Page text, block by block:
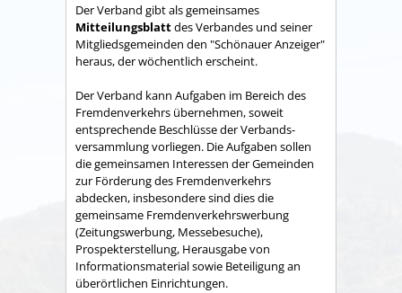
Der Verband gibt als gemeinsames
Mitteilungsblattdes Verbandes und seiner
Mitgliedsgemeinden den "Schönauer Anzeiger"
heraus, der wöchentlich erscheint.
Der Verband kann Aufgaben im Bereich des
Fremdenverkehrs übernehmen, soweit
entsprechende Beschlüsse der Verbands­
versammlung vorliegen. Die Aufgaben sollen
die gemeinsamen Interessen der Gemeinden
zur Förderung des Fremdenverkehrs
abdecken, insbesondere sind dies die
gemeinsame Fremden­verkehrswerbung
(Zeitungswerbung, Messebesuche),
Prospekter­stellung, Herausgabe von
Informationsmaterial sowie Betei­ligung an
überörtlichen Einrichtungen.